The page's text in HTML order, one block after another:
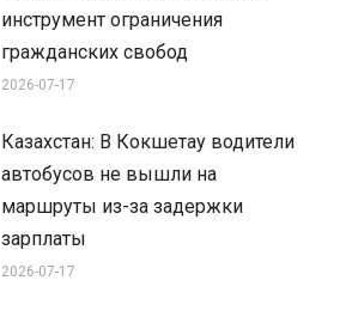
инструмент ограничения
гражданских свобод
2026-07-17
Казахстан: В Кокшетау водители
автобусов не вышли на
маршруты из-за задержки
зарплаты
2026-07-17